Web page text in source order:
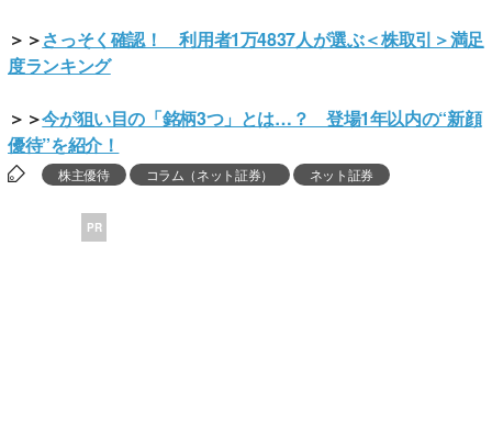
＞＞さっそく確認！ 利用者1万4837人が選ぶ＜株取引＞満足
度ランキング
＞＞今が狙い目の「銘柄3つ」とは…？ 登場1年以内の“新顔
優待”を紹介！
株主優待 コラム（ネット証券） ネット証券
PR